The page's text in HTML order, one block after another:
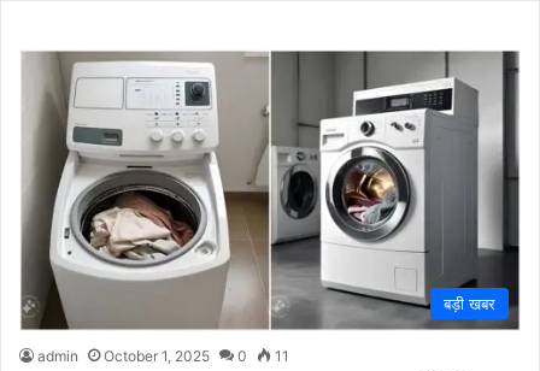
बड़ी खबर
admin October 1, 2025 0 11